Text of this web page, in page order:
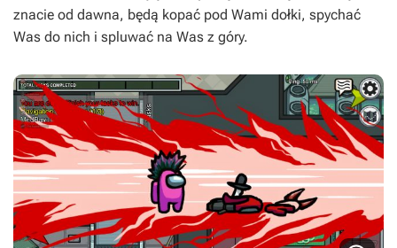
znacie od dawna, będą kopać pod Wami dołki, spychać
Was do nich i spluwać na Was z góry.